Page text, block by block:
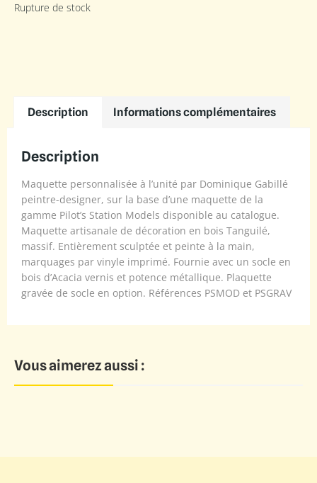
Rupture de stock
Description Informations complémentaires
Description
Maquette personnalisée à l’unité par Dominique Gabillé
peintre-designer, sur la base d’une maquette de la
gamme Pilot’s Station Models disponible au catalogue.
Maquette artisanale de décoration en bois Tanguilé,
massif. Entièrement sculptée et peinte à la main,
marquages par vinyle imprimé. Fournie avec un socle en
bois d’Acacia vernis et potence métallique. Plaquette
gravée de socle en option. Références PSMOD et PSGRAV
Vous aimerez aussi :